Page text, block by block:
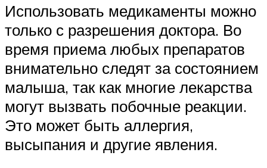
Использовать медикаменты можно
только с разрешения доктора. Во
время приема любых препаратов
внимательно следят за состоянием
малыша, так как многие лекарства
могут вызвать побочные реакции.
Это может быть аллергия,
высыпания и другие явления.